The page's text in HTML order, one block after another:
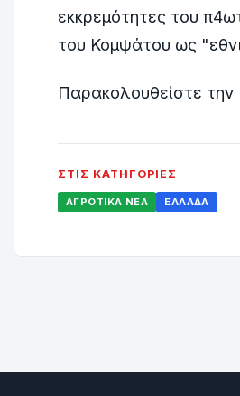
εκκρεμότητες του
του Κομψάτου ως
Παρακολουθείστε
ΣΤΙΣ ΚΑΤΗΓΟΡΊΕΣ
ΑΓΡΟΤΙΚΆ ΝΈΑ ΕΛΛΆΔΑ